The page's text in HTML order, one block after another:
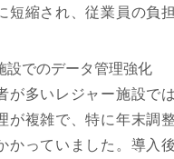
短縮され、従業員の負
設でのデータ管理強化
が多いレジャー施設で
が複雑で、特に年末調
かっていました。導入